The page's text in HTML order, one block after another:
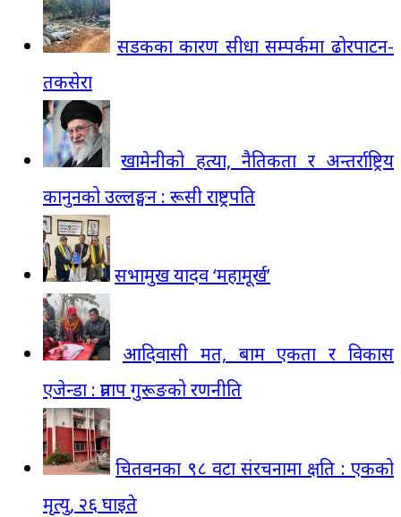
सडकका कारण सीधा सम्पर्कमा ढोरपाटन-
तकसेरा
खामेनीको हत्या, नैतिकता र अन्तर्राष्ट्रिय
कानुनको उल्लङ्घन : रूसी राष्ट्रपति
सभामुख यादव ‘महामूर्ख’
आदिवासी मत, बाम एकता र विकास
एजेन्डा : प्रताप गुरूङको रणनीति
चितवनका ९८ वटा संरचनामा क्षति : एकको
मृत्यु, २६ घाइते